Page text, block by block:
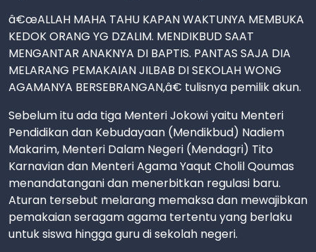
â€œALLAH MAHA TAHU KAPAN WAKTUNYA MEMBUKA
KEDOK ORANG YG DZALIM. MENDIKBUD SAAT
MENGANTAR ANAKNYA DI BAPTIS. PANTAS SAJA DIA
MELARANG PEMAKAIAN JILBAB DI SEKOLAH WONG
AGAMANYA BERSEBRANGAN,â€ tulisnya pemilik akun.
Sebelum itu ada tiga Menteri Jokowi yaitu Menteri
Pendidikan dan Kebudayaan (Mendikbud) Nadiem
Makarim, Menteri Dalam Negeri (Mendagri) Tito
Karnavian dan Menteri Agama Yaqut Cholil Qoumas
menandatangani dan menerbitkan regulasi baru.
Aturan tersebut melarang memaksa dan mewajibkan
pemakaian seragam agama tertentu yang berlaku
untuk siswa hingga guru di sekolah negeri.